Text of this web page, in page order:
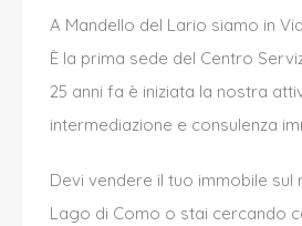
A Mandello del Lario siamo in
È la prima sede del Centro
25 anni fa è iniziata la nostra
intermediazione e consulenza
Devi vendere il tuo immobile
Lago di Como o stai cercando